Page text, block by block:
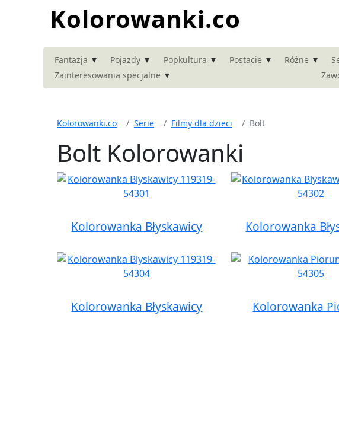
Kolorowanki.co
Fantazja ▾ Pojazdy ▾ Popkultura ▾ Postacie ▾ Różne ▾
Zainteresowania specjalne ▾
Kolorowanki.co Serie Filmy dla dzieci Bolt
Bolt Kolorowanki
Kolorowanka Błyskawicy Kolorowanka
Kolorowanka Błyskawicy Kolorowanka